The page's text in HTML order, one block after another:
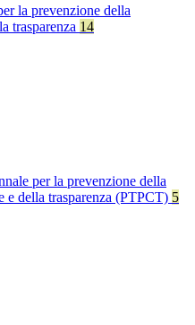
la prevenzione della
trasparenza 14
per la prevenzione della
e della trasparenza (PTPCT) 5